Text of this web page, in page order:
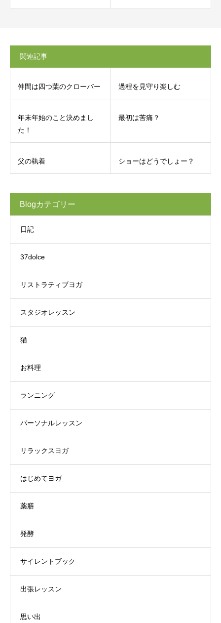
関連記事
仲間は四つ葉のクローバー 過程を見守り楽しむ
年末年始のこと決めまし
た！
最初は苦痛？
父の執着 ショーはどうでしょー？
Blogカテゴリー
日記
37dolce
リストラティブヨガ
スタジオレッスン
猫
お料理
ランニング
パーソナルレッスン
リラックスヨガ
はじめてヨガ
薬膳
発酵
サイレントブック
出張レッスン
思い出